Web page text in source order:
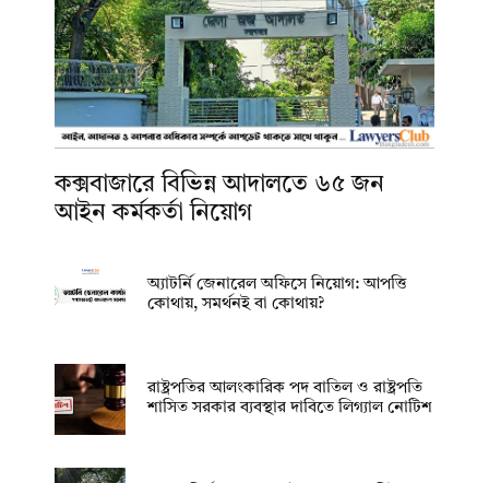
কক্সবাজারে বিভিন্ন আদালতে ৬৫ জন
আইন কর্মকর্তা নিয়োগ
অ্যাটর্নি জেনারেল অফিসে নিয়োগ: আপত্তি
কোথায়, সমর্থনই বা কোথায়?
রাষ্ট্রপতির আলংকারিক পদ বাতিল ও রাষ্ট্রপতি
শাসিত সরকার ব্যবস্থার দাবিতে লিগ্যাল নোটিশ